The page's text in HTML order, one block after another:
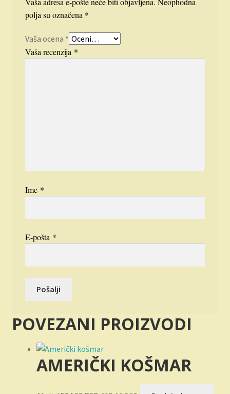
polja su označena *
Vaša ocena *
Vaša recenzija *
Ime *
E-pošta *
POVEZANI PROIZVODI
AMERIČKI KOŠMAR